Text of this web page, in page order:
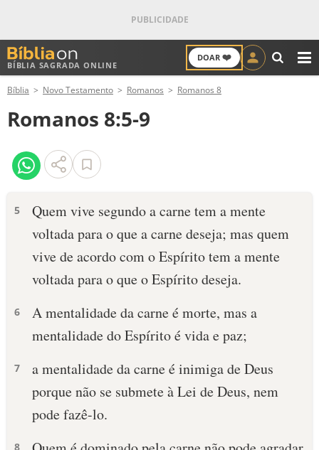
BÍBLIA SAGRADA ONLINE
DOAR ❤️
ANTIGO TESTAMENTO
NOVO TESTAMENTO
VERSÍCULOS
PALAVRA DO DIA
SALMO DO DIA
DEVOCIONAL DIÁRIO
10 MANDAMENTOS
ESBOÇOS DE PREGAÇÃO
Bíblia Novo Testamento Romanos Romanos 8
Romanos 8:5-9
5
Quem vive segundo a carne tem a mente
voltada para o que a carne deseja; mas quem
vive de acordo com o Espírito tem a mente
voltada para o que o Espírito deseja.
6
A mentalidade da carne é morte, mas a
mentalidade do Espírito é vida e paz;
7
a mentalidade da carne é inimiga de Deus
porque não se submete à Lei de Deus, nem
pode fazê-lo.
8